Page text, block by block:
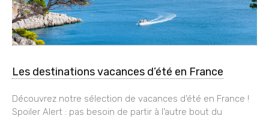
Les destinations vacances d’été en France
Découvrez notre sélection de vacances d’été en France !
Spoiler Alert : pas besoin de partir à l’autre bout du